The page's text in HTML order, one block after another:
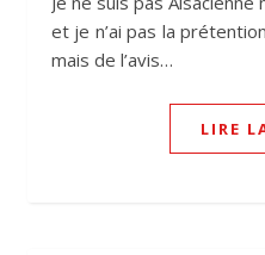
et je n’ai pas la
mais de l’avis…
LIRE